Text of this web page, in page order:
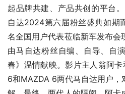
起品牌共建、产品共创的平台
自达2024第六届粉丝盛典如期
名全国用户代表莅临新车发布会
由马自达粉丝自编、自导、自
春》温情献映。影片主人翁阿
6和MAZDA 6两代马自达用户，